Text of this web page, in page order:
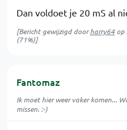
Dan voldoet je 20 mS al
[Bericht gewijzigd doorharry64 op
(71%)]
Fantomaz
Ik moet hier weer vaker komen...
missen. :-)